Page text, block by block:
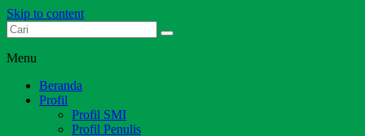
Skip to content
Dari Jambi untuk Indonesia
Menu
Beranda
Profil
Profil SMI
Profil Penulis